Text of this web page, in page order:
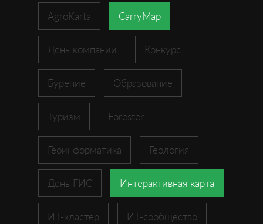
AgroKarta CarryMap
День компании Конкурс
Бурение Образование
Туризм Forester
Геоинформатика Геология
День ГИС Интерактивная карта
ИТ-кластер ИТ-сообщество